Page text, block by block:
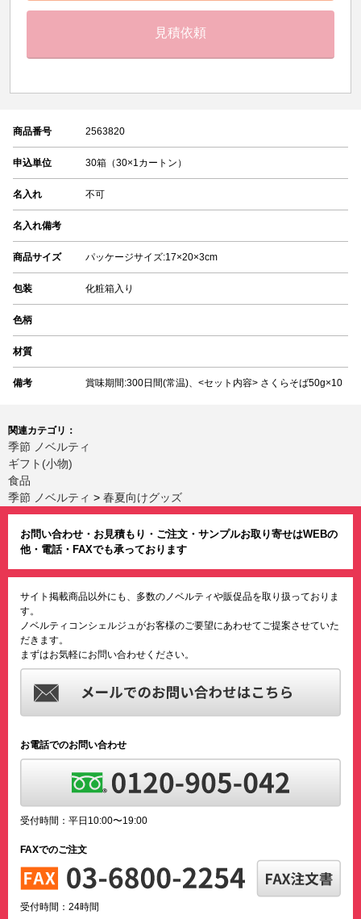
見積依頼
商品番号 2563820
申込単位 30箱（30×1カートン）
名入れ 不可
名入れ備考
商品サイズ パッケージサイズ:17×20×3cm
包装 化粧箱入り
色柄
材質
備考 賞味期間:300日間(常温)、<セット内容> さくらそば50g×10
関連カテゴリ：
季節 ノベルティ
ギフト(小物)
食品
季節 ノベルティ > 春夏向けグッズ
お問い合わせ・お見積もり・ご注文・サンプルお取り寄せはWEBの
他・電話・FAXでも承っております
サイト掲載商品以外にも、多数のノベルティや販促品を取り扱っておりま
す。
ノベルティコンシェルジュがお客様のご要望にあわせてご提案させていた
だきます。
まずはお気軽にお問い合わせください。
お電話でのお問い合わせ
受付時間：平日10:00〜19:00
FAXでのご注文
受付時間：24時間